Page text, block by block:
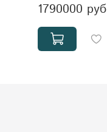
1790000 руб